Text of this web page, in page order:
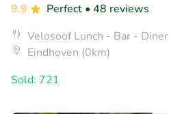
9.9
Perfect • 48 reviews
Velosoof Lunch - Bar - Diner
Eindhoven (0km)
Sold: 721